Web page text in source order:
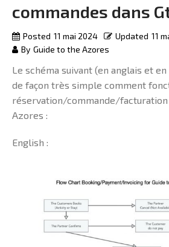
commandes dans
Posted 11 mai 2024 Updated 11
By Guide to the Azores
Le schéma suivant (en anglais et
de façon très simple comment
réservation/commande/facturation
Azores :
English :